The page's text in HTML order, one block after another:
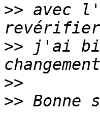
>> avec
>> j'ai
>>
>>